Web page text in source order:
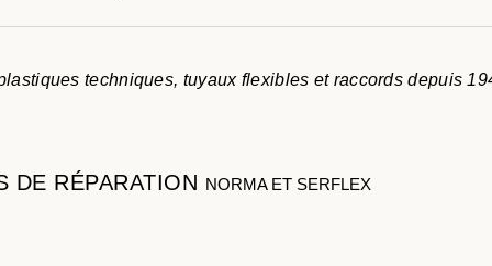
techniques, tuyaux flexibles et raccords depuis
DE RÉPARATION NORMA ET SERFLEX